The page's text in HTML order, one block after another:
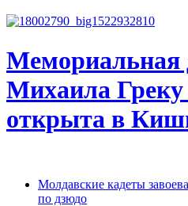
Мемориальная
Михаилa
открыта в
Молдавские кадеты
по дзюдо